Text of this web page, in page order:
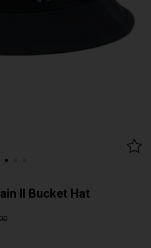
II Bucket Hat